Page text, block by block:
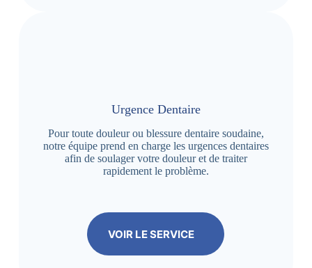
Urgence Dentaire
Pour toute douleur ou blessure dentaire soudaine,
notre équipe prend en charge les urgences dentaires
afin de soulager votre douleur et de traiter
rapidement le problème.
VOIR LE SERVICE